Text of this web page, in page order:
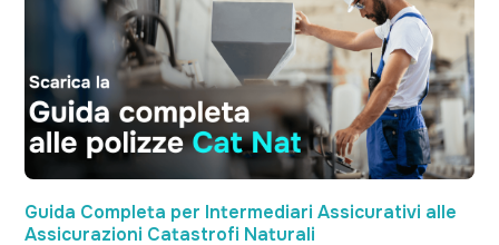
Guida Completa per Intermediari Assicurativi alle
Assicurazioni Catastrofi Naturali